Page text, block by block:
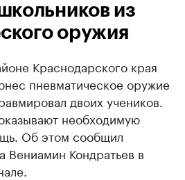
из
оружия
Краснодарского края
пневматическое оружие
двоих учеников.
необходимую
Об этом сообщил
Вениамин Кондратьев в